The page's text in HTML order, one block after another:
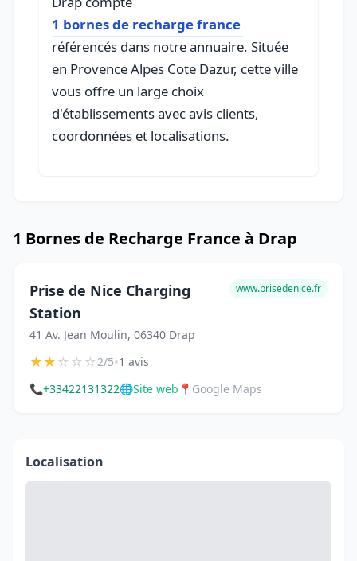
1 bornes de recharge france
référencés dans notre annuaire. Située
en Provence Alpes Cote Dazur, cette ville
vous offre un large choix
d'établissements avec avis clients,
coordonnées et localisations.
1 Bornes de Recharge France à Drap
Prise de Nice Charging
Station
41 Av. Jean Moulin, 06340 Drap
www.prisedenice.fr
★★☆☆☆2/5•1 avis
📞+33422131322🌐Site web 📍 Google Maps
Localisation